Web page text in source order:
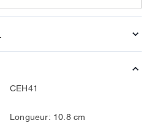
CEH41
Longueur: 10.8 cm